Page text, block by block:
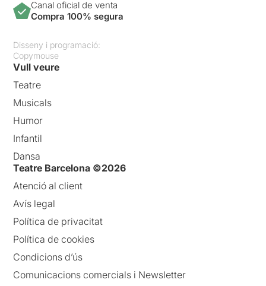
Canal oficial de venta
Compra 100% segura
Disseny i programació:
Copymouse
Vull veure
Teatre
Musicals
Humor
Infantil
Dansa
Teatre Barcelona ©2026
Atenció al client
Avís legal
Política de privacitat
Política de cookies
Condicions d’ús
Comunicacions comercials i Newsletter